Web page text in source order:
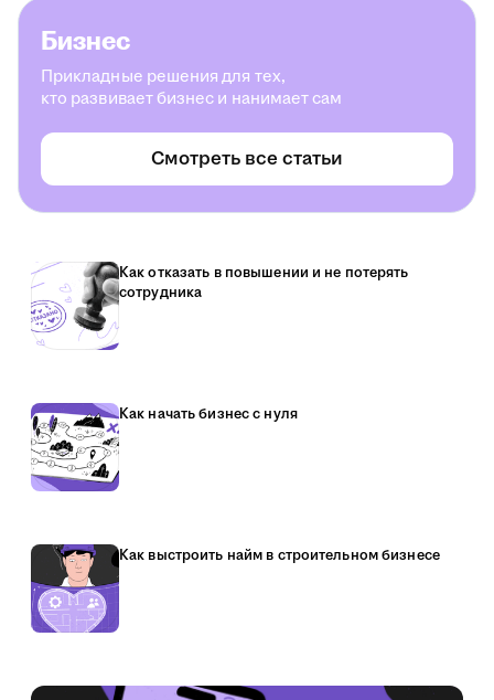
Бизнес
Прикладные решения для тех,
кто развивает бизнес и нанимает сам
Смотреть все статьи
Как отказать в повышении и не потерять
сотрудника
Как начать бизнес с нуля
Как выстроить найм в строительном бизнесе